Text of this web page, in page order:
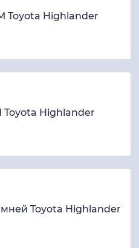
Toyota Highlander
Highlander
Toyota Highlander